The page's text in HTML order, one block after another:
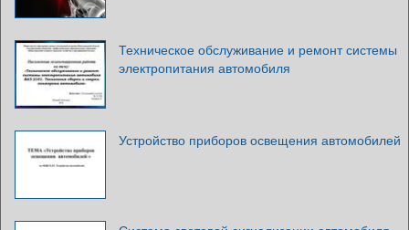
Техническое обслуживание и ремонт системы
электропитания автомобиля
Устройство приборов освещения автомобилей